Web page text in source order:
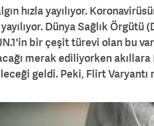
hızla yayılıyor.
yayılıyor. Dünya Sağlık
bir çeşit türevi olan bu
merak ediliyorken
geldi. Peki, Flirt Varyantı